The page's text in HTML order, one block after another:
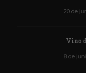
20 de
Vino
8 de